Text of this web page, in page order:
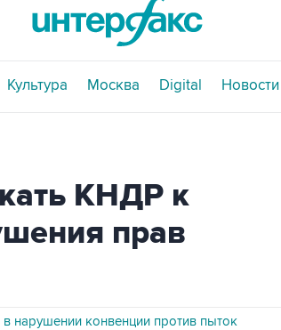
Культура Москва Digital Новости
КНДР к
прав
нарушении конвенции против пыток